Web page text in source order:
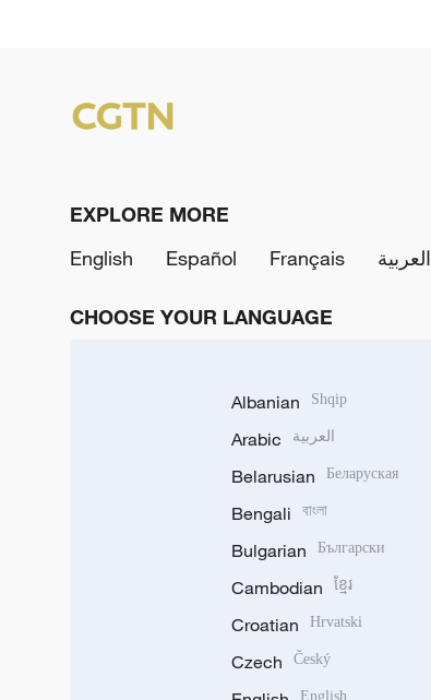
EXPLORE MORE
English
Español Français العربية
CHOOSE YOUR LANGUAGE
Albanian Shqip
Arabic العربية
Belarusian Беларуская
Bengali বাংলা
Bulgarian Български
Cambodian ខ្មែរ
Croatian Hrvatski
Czech Český
English